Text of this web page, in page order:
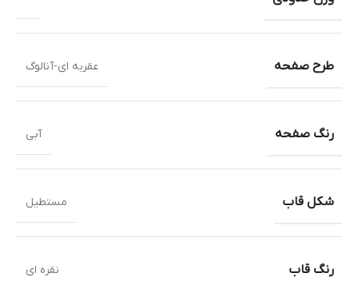
طرح صفحه عقربه ای-آنالوگ
رنگ صفحه آبی
شکل قاب مستطیل
رنگ قاب نقره ای